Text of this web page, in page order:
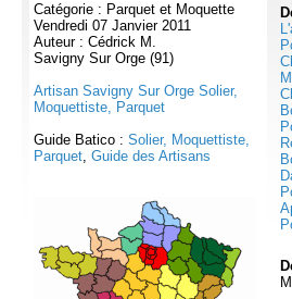
Catégorie : Parquet et Moquette
Vendredi 07 Janvier 2011
Auteur : Cédrick M.
Savigny Sur Orge (91)
Artisan Savigny Sur Orge Solier,
Moquettiste, Parquet
Guide Batico : Solier, Moquettiste,
Parquet, Guide des Artisans